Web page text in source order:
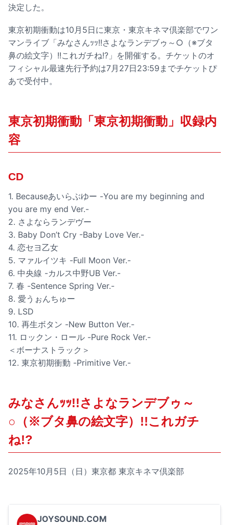
決定した。
東京初期衝動は10月5日に東京・東京キネマ倶楽部でワン
マンライブ「みなさんｯｯ!!さよなランデブゥ～○（※ブタ
鼻の絵文字）!!これガチね!?」を開催する。チケットのオ
フィシャル最速先行予約は7月27日23:59までチケットぴ
あで受付中。
東京初期衝動「東京初期衝動」収録内
容
CD
1. Becauseあいらぶゆー -You are my beginning and
you are my end Ver.-
2. さよならランデヴー
3. Baby Don’t Cry -Baby Love Ver.-
4. 恋セヨ乙女
5. マァルイツキ -Full Moon Ver.-
6. 中央線 -カルス中野UB Ver.-
7. 春 -Sentence Spring Ver.-
8. 愛うぉんちゅー
9. LSD
10. 再生ボタン -New Button Ver.-
11. ロックン・ロール -Pure Rock Ver.-
＜ボーナストラック＞
12. 東京初期衝動 -Primitive Ver.-
みなさんｯｯ!!さよなランデブゥ～
○（※ブタ鼻の絵文字）!!これガチ
ね!?
2025年10月5日（日）東京都 東京キネマ倶楽部
JOYSOUND.COM